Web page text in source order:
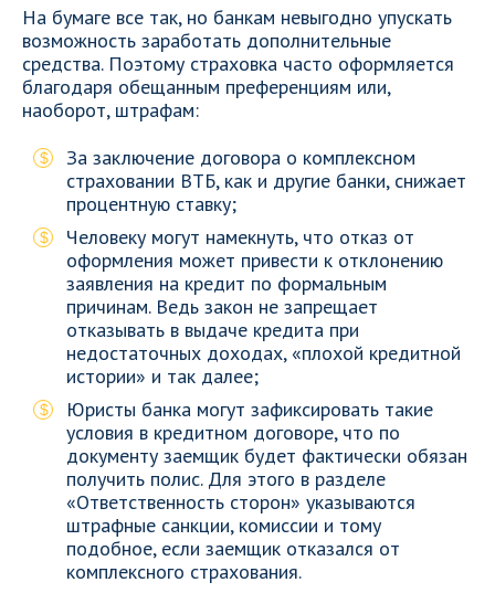
На бумаге все так, но банкам невыгодно упускать
возможность заработать дополнительные
средства. Поэтому страховка часто оформляется
благодаря обещанным преференциям или,
наоборот, штрафам:
За заключение договора о комплексном
страховании ВТБ, как и другие банки, снижает
процентную ставку;
Человеку могут намекнуть, что отказ от
оформления может привести к отклонению
заявления на кредит по формальным
причинам. Ведь закон не запрещает
отказывать в выдаче кредита при
недостаточных доходах, «плохой кредитной
истории» и так далее;
Юристы банка могут зафиксировать такие
условия в кредитном договоре, что по
документу заемщик будет фактически обязан
получить полис. Для этого в разделе
«Ответственность сторон» указываются
штрафные санкции, комиссии и тому
подобное, если заемщик отказался от
комплексного страхования.